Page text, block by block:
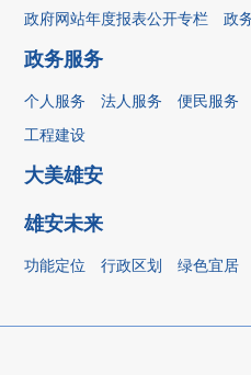
政府网站年度报表公开专栏
政
政务服务
个人服务 法人服务 便民服务
工程建设
大美雄安
雄安未来
功能定位 行政区划 绿色宜居